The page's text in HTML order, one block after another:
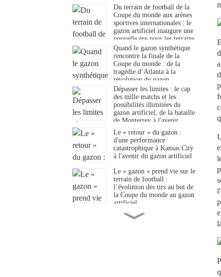
Du terrain de football de la
Coupe du monde aux arènes
sportives internationales : le
gazon artificiel inaugure une
nouvelle ère pour les terrains
de football.
Quand le gazon synthétique
rencontre la finale de la
Coupe du monde : de la
tragédie d’Atlanta à la
révolution du gazon
synthétique
Dépasser les limites : le cap
des mille matchs et les
possibilités illimitées du
gazon artificiel, de la bataille
de Monterrey à l'avenir
Le « retour » du gazon :
d'une performance
catastrophique à Kansas City
à l'avenir du gazon artificiel
Le « gazon » prend vie sur le
terrain de football :
l’évolution des tirs au but de
la Coupe du monde au gazon
artificiel
« Quand le « roi sans
couronne » foule le gazon